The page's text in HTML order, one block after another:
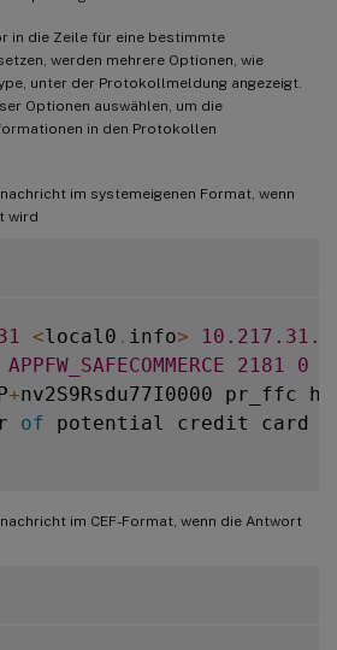
in die Zeile für eine bestimmte
werden mehrere Optionen, wie
unter der Protokollmeldung angezeigt.
Optionen auswählen, um die
in den Protokollen
im systemeigenen Format, wenn
wird
<local0 . info> 10.217 .31
APPFW_SAFECOMMERCE 2181 0
+nv2S9Rsdu77I0000 pr_ffc
of potential credit card
im CEF-Format, wenn die Antwort